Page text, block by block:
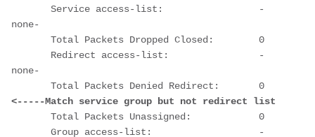
none-
none-
<-----Match service group but not redirect list